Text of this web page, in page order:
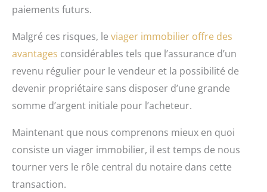
paiements futurs.
Malgré ces risques, le viager immobilier offre des
avantages considérables tels que l’assurance d’un
revenu régulier pour le vendeur et la possibilité de
devenir propriétaire sans disposer d’une grande
somme d’argent initiale pour l’acheteur.
Maintenant que nous comprenons mieux en quoi
consiste un viager immobilier, il est temps de nous
tourner vers le rôle central du notaire dans cette
transaction.